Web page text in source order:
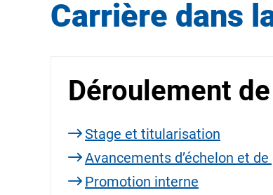
Carrière dans
Déroulement
Stage et titularisation
Avancements d’échelon et de
Promotion interne